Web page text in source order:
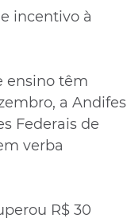
incentivo à
ensino têm
a Andifes
Federais de
verba
R$ 30